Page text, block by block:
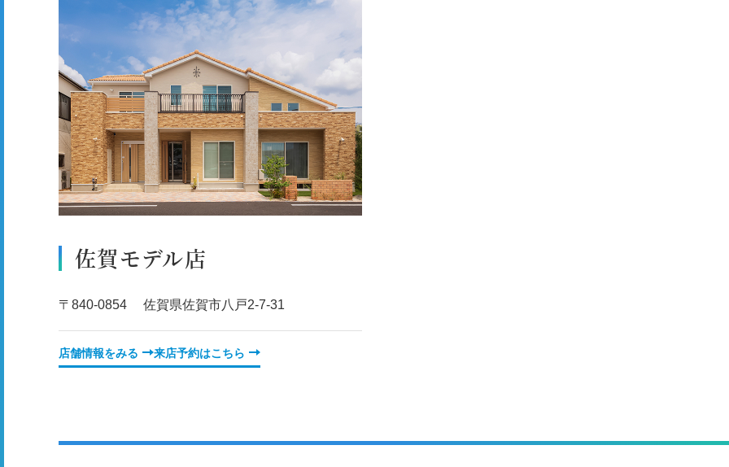
佐賀モデル店
〒840-0854 佐賀県佐賀市八戸2-7-31
店舗情報をみる 来店予約はこちら